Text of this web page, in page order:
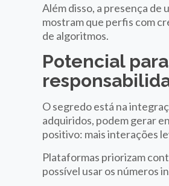
Além disso, a presença de
mostram que perfis com
de algoritmos.
Potencial
O segredo está na
adquiridos, podem gerar
positivo: mais interações
Plataformas priorizam
possível usar os números